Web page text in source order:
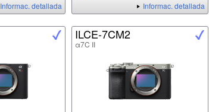
Informac. detallada Informac. detallada
ILCE-7CM2
α7C II